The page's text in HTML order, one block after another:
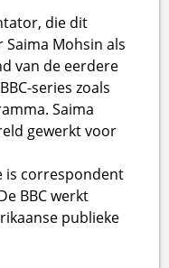
die dit
Mohsin als
van de eerdere
series zoals
Saima
gewerkt voor
is correspondent
BBC werkt
publieke